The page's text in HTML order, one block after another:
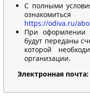
С полными
https://odiva.ru/
При оформлении
будут переданы
которой
организации.
Электронная почта: